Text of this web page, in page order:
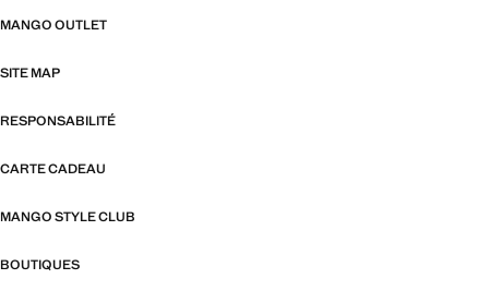
MANGO OUTLET
SITE MAP
RESPONSABILITÉ
CARTE CADEAU
MANGO STYLE CLUB
BOUTIQUES